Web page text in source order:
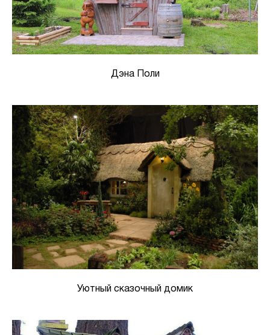
Дэна Поли
Уютный сказочный домик